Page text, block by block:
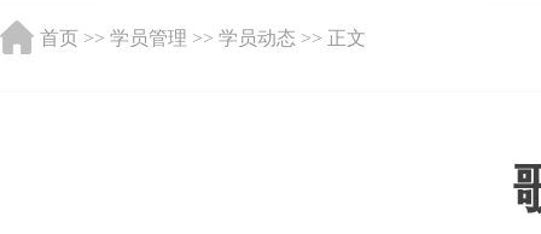
首页 >> 学员管理 >> 学员动态 >> 正文